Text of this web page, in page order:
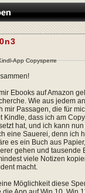
App Copysperre
Ebooks auf Amazon
Wie aus jedem
mir Passagen, die für
Kindle, dass ich am
hat, und ich kann
eine Sauerei, denn ich
es ein Buch aus
gehen und tausende
viele Notizen
macht.
Möglichkeit diese